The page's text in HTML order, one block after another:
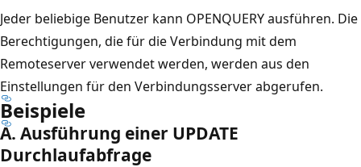
Jeder beliebige Benutzer kann OPENQUERY ausführen. Die
Berechtigungen, die für die Verbindung mit dem
Remoteserver verwendet werden, werden aus den
Einstellungen für den Verbindungsserver abgerufen.
Beispiele
A. Ausführung einer UPDATE
Durchlaufabfrage